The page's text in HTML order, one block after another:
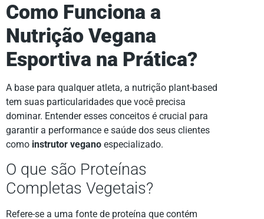
Como Funciona a
Nutrição Vegana
Esportiva na Prática?
A base para qualquer atleta, a nutrição plant-based
tem suas particularidades que você precisa
dominar. Entender esses conceitos é crucial para
garantir a performance e saúde dos seus clientes
como instrutor vegano especializado.
O que são Proteínas
Completas Vegetais?
Refere-se a uma fonte de proteína que contém